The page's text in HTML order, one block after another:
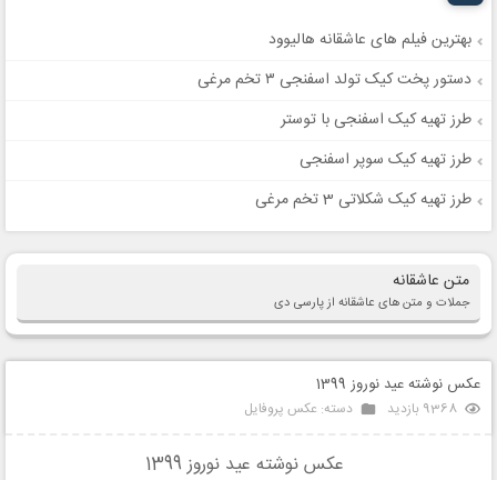
بهترین فیلم های عاشقانه هالیوود
دستور پخت کیک تولد اسفنجی ۳ تخم مرغی
طرز تهیه کیک اسفنجی با توستر
طرز تهیه کیک سوپر اسفنجی
طرز تهیه کیک شکلاتی 3 تخم مرغی
متن عاشقانه
جملات و متن های عاشقانه از پارسی دی
عکس نوشته عید نوروز 1399
9368 بازدید دسته: عکس پروفایل
عکس نوشته عید نوروز 1399